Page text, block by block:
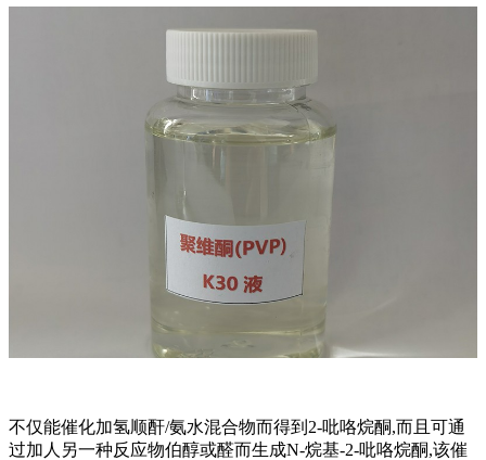
不仅能催化加氢顺酐/氨水混合物而得到2-吡咯烷酮,而且可通
过加人另一种反应物伯醇或醛而生成N-烷基-2-吡咯烷酮,该催